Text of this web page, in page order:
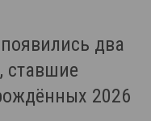
два
ставшие
2026